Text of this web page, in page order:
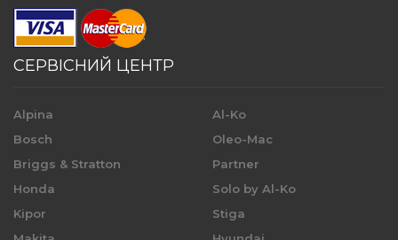
СЕРВІСНИЙ ЦЕНТР
Alpina
Bosch
Briggs & Stratton
Honda
Kipor
Al-Ko
Oleo-Mac
Partner
Solo by Al-Ko
Stiga